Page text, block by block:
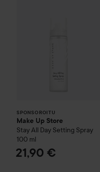
SPONSOROITU
Make Up Store
Stay All Day Setting Spray
100 ml
21,90 €